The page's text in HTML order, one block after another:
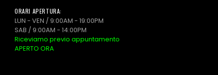
ORARI APERTURA:
LUN - VEN / 9:00AM - 19:00PM
SAB / 9:00AM - 14:00PM
Riceviamo previo appuntamento
APERTO ORA